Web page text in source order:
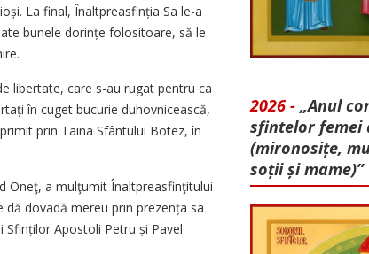
La final, Înaltpreasfinția Sa le-a
bunele dorințe folositoare, să le
libertate, care s-au rugat pentru ca
în cuget bucurie duhovnicească,
prin Taina Sfântului Botez, în
Oneţ, a mulţumit Înaltpreasfinţitului
dovadă mereu prin prezența sa
Apostoli Petru și Pavel
2026 - „Anul
sfintelor femei
(mironosițe,
soții și mame)”